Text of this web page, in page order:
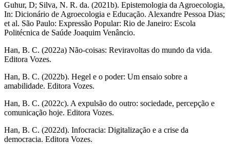
Guhur, D; Silva, N. R. da. (2021b). Epistemologia da Agroecologia,
In: Dicionário de Agroecologia e Educação. Alexandre Pessoa Dias;
et al. São Paulo: Expressão Popular: Rio de Janeiro: Escola
Politécnica de Saúde Joaquim Venâncio.
Han, B. C. (2022a) Não-coisas: Reviravoltas do mundo da vida.
Editora Vozes.
Han, B. C. (2022b). Hegel e o poder: Um ensaio sobre a
amabilidade. Editora Vozes.
Han, B. C. (2022c). A expulsão do outro: sociedade, percepção e
comunicação hoje. Editora Vozes.
Han, B. C. (2022d). Infocracia: Digitalização e a crise da
democracia. Editora Vozes.